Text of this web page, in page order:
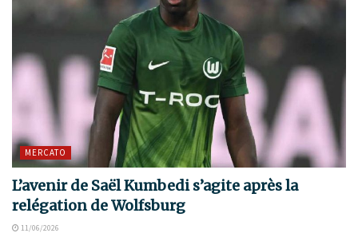
MERCATO
L’avenir de Saël Kumbedi s’agite après la
relégation de Wolfsburg
11/06/2026